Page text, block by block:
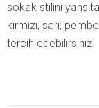
sokak stilini
kırmızı, sarı,
tercih edebilirsiniz.